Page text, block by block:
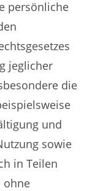
persönliche
jeglicher
die
und
sowie
in Teilen
ohne